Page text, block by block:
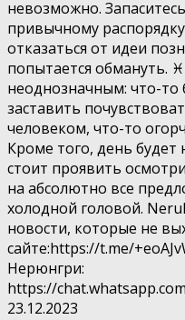
невозможно.
привычному
отказаться от идеи
попытается обмануть.
неоднозначным: что-то
заставить
человеком, что-то
Кроме того, день
стоит проявить
на абсолютно все
холодной головой.
новости, которые не
сайте:https://t.me/
Нерюнгри:
https://
23.12.2023